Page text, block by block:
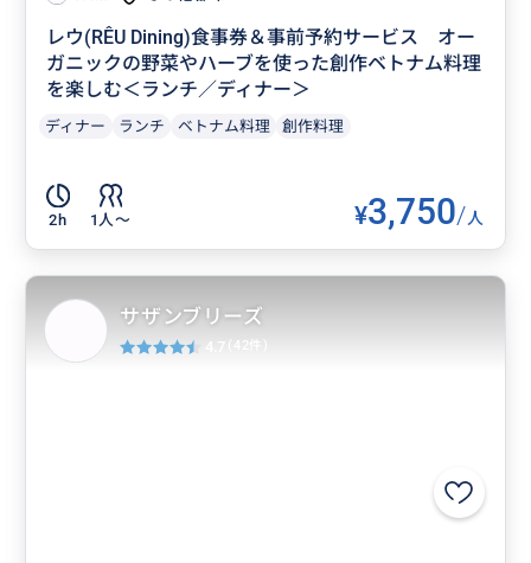
レウ(RÊU Dining)食事券＆事前予約サービス オー
ガニックの野菜やハーブを使った創作ベトナム料理
を楽しむ＜ランチ／ディナー＞
ディナー ランチ ベトナム料理 創作料理
2h 1人〜 ¥3,750/人
サザンブリーズ
4.7 (42件)